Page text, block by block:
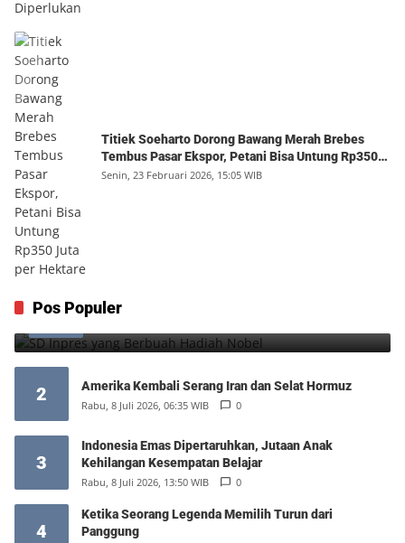
Titiek Soeharto Dorong Bawang Merah Brebes
Tembus Pasar Ekspor, Petani Bisa Untung Rp350
Juta per Hektare
Senin, 23 Februari 2026, 15:05 WIB
Pos Populer
1 SD Inpres yang Berbuah Hadiah Nobel
2 Amerika Kembali Serang Iran dan Selat Hormuz
Rabu, 8 Juli 2026, 06:35 WIB 0
3
Indonesia Emas Dipertaruhkan, Jutaan Anak
Kehilangan Kesempatan Belajar
Rabu, 8 Juli 2026, 13:50 WIB 0
4
Ketika Seorang Legenda Memilih Turun dari
Panggung